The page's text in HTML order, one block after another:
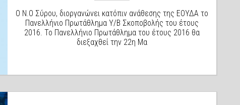
Ο Ν.Ο Σύρου, διοργανώνει κατόπιν ανάθεσης της ΕΟΥΔΑ το
Πανελλήνιο Πρωτάθλημα Υ/Β Σκοποβολής του έτους
2016. Το Πανελλήνιο Πρωτάθλημα του έτους 2016 θα
διεξαχθεί την 22η Μα